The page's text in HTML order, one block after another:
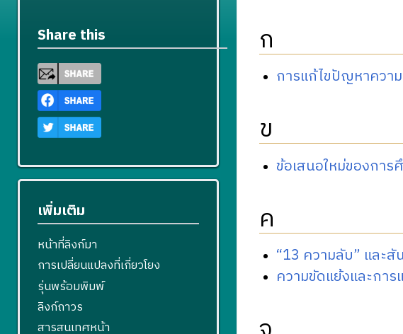
ก
การแก้ไขปัญหาควา
ข
ข้อเสนอใหม่ของกา
ค
“13 ความลับ” และ
ความขัดแย้งและกา
Share this
เพิ่มเติม
หน้าที่ลิงก์มา
การเปลี่ยนแปลงที่เกี่ยวโยง
รุ่นพร้อมพิมพ์
ลิงก์ถาวร
สารสนเทศหน้า